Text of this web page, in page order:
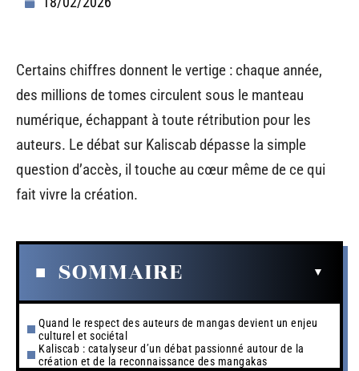
Certains chiffres donnent le vertige : chaque année,
des millions de tomes circulent sous le manteau
numérique, échappant à toute rétribution pour les
auteurs. Le débat sur Kaliscab dépasse la simple
question d’accès, il touche au cœur même de ce qui
fait vivre la création.
SOMMAIRE
Quand le respect des auteurs de mangas devient un enjeu
culturel et sociétal
Kaliscab : catalyseur d’un débat passionné autour de la
création et de la reconnaissance des mangakas